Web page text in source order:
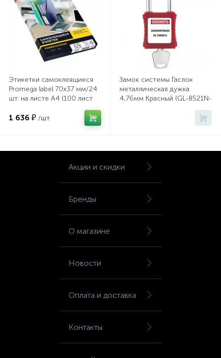
Этикетки самоклеящиеся
Promega label 70х37 мм/24
шт. на листе А4 (100 лист
1 636 ₽ /шт
Замок системы Гаслок
металлическая дужка
4,76мм Красный (GL-8521N-
Акции и скидки
Бренды
О магазине
Новости
Оплата и доставка
Контакты
Фурнитура и комплектующие
Фурнитура к дверям
Цветочницы
Шкафы